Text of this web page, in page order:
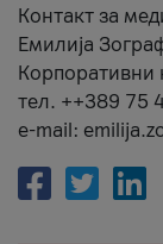
Контакт за
Емилија
Корпоративни
тел. ++389 75
e-mail: